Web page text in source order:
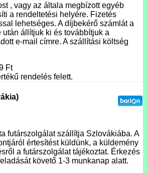
, vagy az általa megbízott egyéb
a rendeltetési helyére. Fizetés
lehetséges. A díjbekérő számlát a
után állítjuk ki és továbbítjuk a
e-mail címre. A szállítási költség
Ft
rendelés felett.
futárszolgálat szállítja Szlovákiába. A
értesítést küldünk, a küldemény
a futárszolgálat tájékoztat. Érkezés
követő 1-3 munkanap alatt.